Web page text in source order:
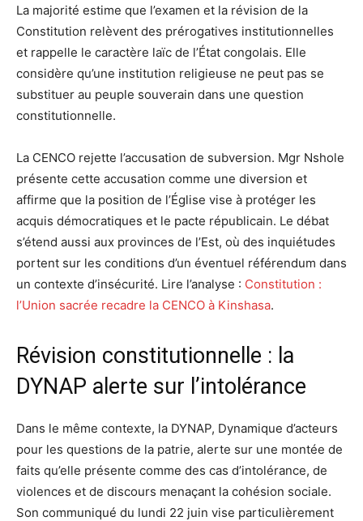
La majorité estime que l’examen et la révision de la
Constitution relèvent des prérogatives institutionnelles
et rappelle le caractère laïc de l’État congolais. Elle
considère qu’une institution religieuse ne peut pas se
substituer au peuple souverain dans une question
constitutionnelle.
La CENCO rejette l’accusation de subversion. Mgr Nshole
présente cette accusation comme une diversion et
affirme que la position de l’Église vise à protéger les
acquis démocratiques et le pacte républicain. Le débat
s’étend aussi aux provinces de l’Est, où des inquiétudes
portent sur les conditions d’un éventuel référendum dans
un contexte d’insécurité. Lire l’analyse : Constitution :
l’Union sacrée recadre la CENCO à Kinshasa.
Révision constitutionnelle : la
DYNAP alerte sur l’intolérance
Dans le même contexte, la DYNAP, Dynamique d’acteurs
pour les questions de la patrie, alerte sur une montée de
faits qu’elle présente comme des cas d’intolérance, de
violences et de discours menaçant la cohésion sociale.
Son communiqué du lundi 22 juin vise particulièrement